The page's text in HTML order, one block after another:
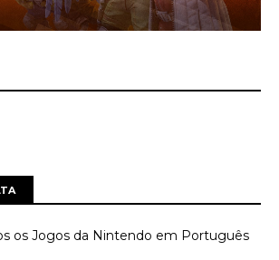
os Jogos da Nintendo em Português